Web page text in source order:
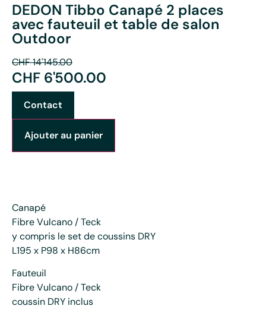
DEDON Tibbo Canapé 2 places
avec fauteuil et table de salon
Outdoor
CHF14'145.00
CHF 6'500.00
Contact
Ajouter au panier
Canapé
Fibre Vulcano / Teck
y compris le set de coussins DRY
L195 x P98 x H86cm
Fauteuil
Fibre Vulcano / Teck
coussin DRY inclus